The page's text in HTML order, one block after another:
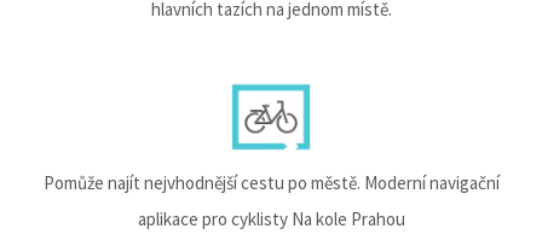
hlavních tazích na jednom místě.
Pomůže najít nejvhodnější cestu po městě. Moderní navigační
aplikace pro cyklisty Na kole Prahou